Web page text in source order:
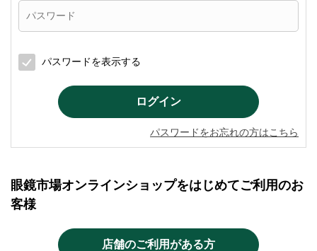
パスワードを表示する
パスワードをお忘れの方はこちら
眼鏡市場オンラインショップをはじめてご利用のお
客様
店舗のご利用がある方